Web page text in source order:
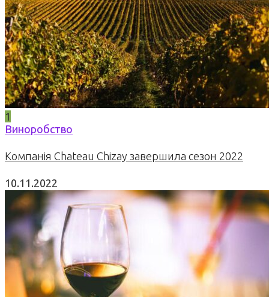
1
Виноробство
Компанія Chateau Chizay завершила сезон 2022
10.11.2022